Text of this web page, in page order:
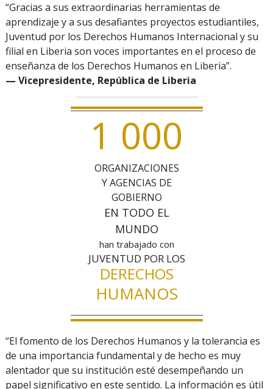
“Gracias a sus extraordinarias herramientas de
aprendizaje y a sus desafiantes proyectos estudiantiles,
Juventud por los Derechos Humanos Internacional y su
filial en Liberia son voces importantes en el proceso de
enseñanza de los Derechos Humanos en Liberia”.
— Vicepresidente, República de Liberia
1 000
ORGANIZACIONES
Y AGENCIAS DE
GOBIERNO
EN TODO EL
MUNDO
han trabajado con
JUVENTUD POR LOS
DERECHOS
HUMANOS
“El fomento de los Derechos Humanos y la tolerancia es
de una importancia fundamental y de hecho es muy
alentador que su institución esté desempeñando un
papel significativo en este sentido. La información es útil